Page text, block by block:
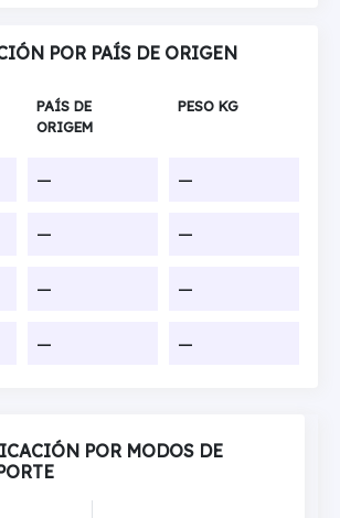
POR PAÍS DE ORIGEN
PAÍS DE
ORIGEM
PESO KG
— —
— —
— —
— —
POR MODOS DE